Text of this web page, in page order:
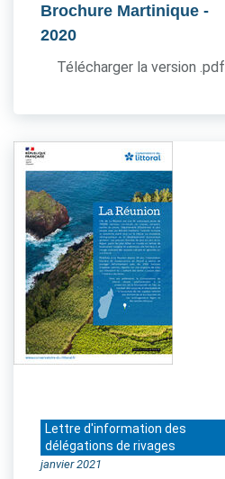
Brochure Martinique -
2020
Télécharger la version .pdf
Lettre d'information des
délégations de rivages
janvier 2021